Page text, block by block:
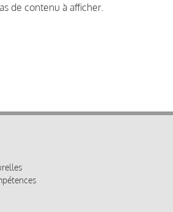
de contenu à afficher.